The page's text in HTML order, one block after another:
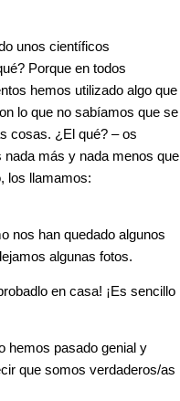
unos científicos
Porque en todos
hemos utilizado algo que
lo que no sabíamos que se
cosas. ¿El qué? – os
nada más y nada menos que
los llamamos:
nos han quedado algunos
algunas fotos.
en casa! ¡Es sencillo
hemos pasado genial y
que somos verdaderos/as